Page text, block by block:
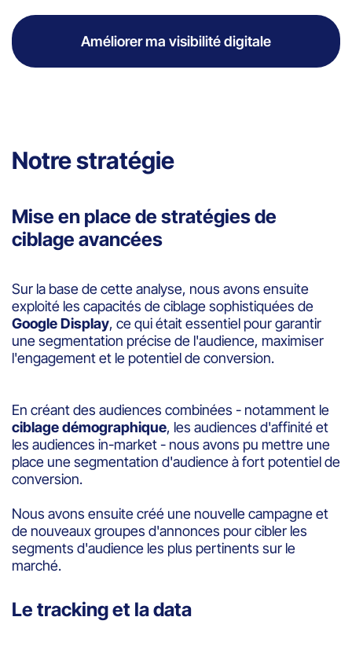
Améliorer ma visibilité digitale
Notre stratégie
Mise en place de stratégies de
ciblage avancées
Sur la base de cette analyse, nous avons ensuite
exploité les capacités de ciblage sophistiquées de
Google Display, ce qui était essentiel pour garantir
une segmentation précise de l'audience, maximiser
l'engagement et le potentiel de conversion.
En créant des audiences combinées - notamment le
ciblage démographique, les audiences d'affinité et
les audiences in-market - nous avons pu mettre une
place une segmentation d'audience à fort potentiel de
conversion.
Nous avons ensuite créé une nouvelle campagne et
de nouveaux groupes d'annonces pour cibler les
segments d'audience les plus pertinents sur le
marché.
Le tracking et la data